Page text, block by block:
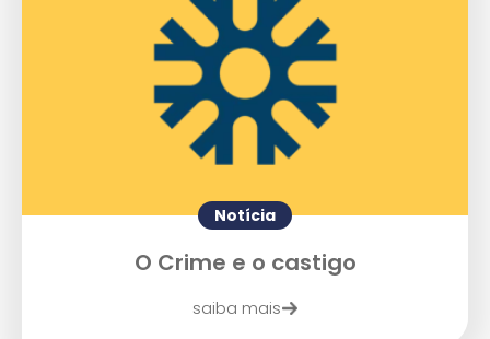
Notícia
O Crime e o castigo
saiba mais
Enviei um E-mail